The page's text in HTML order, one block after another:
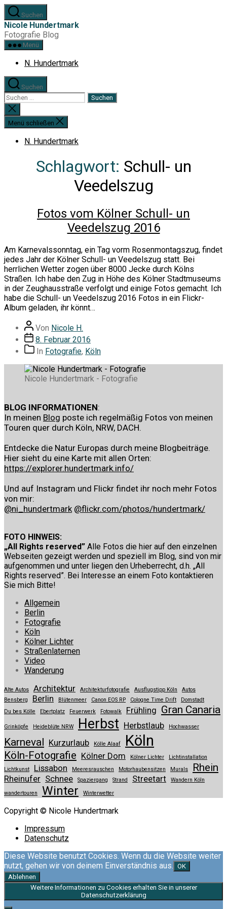
Zum
Inhalt
springen
Suchen
Nicole Hundertmark
Fotografie Blog
Menü
N. Hundertmark
Suchen
Suchen
nach:
Suche
schließen
Menü schließen
N. Hundertmark
Schlagwort: Schull- un
Veedelszug
Fotos vom Kölner Schull- un
Veedelszug 2016
Am Karnevalssonntag, ein Tag vorm Rosenmontagszug, findet
jedes Jahr der Kölner Schull- un Veedelszug statt. Bei
herrlichen Wetter zogen über 8000 Jecke durch Kölns
Straßen. Ich habe den Zug in Höhe des Kölner Stadtmuseums
in der Zeughausstraße verfolgt und einige Fotos gemacht. Ich
habe die Schull- un Veedelszug 2016 Fotos in ein Flickr-
Album geladen, ihr könnt…
Beitragsautor
Von Nicole H.
Veröffentlichungsdatum
8. Februar 2016
Kategorien
In Fotografie, Köln
Nicole Hundertmark - Fotografie
BLOG INFORMATIONEN:
In meinen Blog poste ich regelmäßig Fotos von meinen
Touren quer durch Köln, NRW, DACH.
Entdecke die Natur Europas durch meine Blogbeiträge.
Hier sieht du eine Karte mit allen Orten:
https://explorer.hundertmark.info/
Und auf Instagram und Flickr findet ihr noch mehr Fotos
von mir:
@ni_hundertmark @flickr.com/photos/hundertmark/
FOTO HINWEIS:
„All Rights reserved” Alle Fotos die hier auf den einzelnen
Webseiten gezeigt werden und speziell im Blog, sind von mir
aufgenommen und unter liegen den Urheberrecht, d.h. „All
Rights reserved”. Bei Interesse an einem Foto kontaktieren
Sie mich Bitte!
Allgemein
Berlin
Fotografie
Köln
Kölner Lichter
Straßenlaternen
Video
Wanderung
Alte Autos Architektur Architekturfotografie Ausflugstipp Köln
Autos
Bensberg
Berlin Blütenmeer Canon EOS RP Cologne Time Drift
Domstadt
Du bes Kölle
Ebertplatz Feuerwerk Fotowalk Frühling Gran Canaria
Grinköpfe Heideblüte NRW Herbst Herbstlaub Hochwasser
Karneval Kurzurlaub Kölle Alaaf Köln
Köln-Fotografie Kölner Dom Kölner Lichter
Lichtinstallation
Lichtkunst
Lissabon Meeresrauschen Motorhaubensitzen Murals Rhein
Rheinufer Schnee Spaziergang Strand Streetart
Wandern Köln
wandertouren
Winter Winterwetter
Copyright © Nicole Hundertmark
Impressum
Datenschutz
Diese Website benutzt Cookies. Wenn du die Website weiter
nutzt, gehen wir von deinem Einverständnis aus.
OK
Ablehnen
Weitere Informationen zu Cookies erhalten Sie in unserer
Datenschutzerklärung